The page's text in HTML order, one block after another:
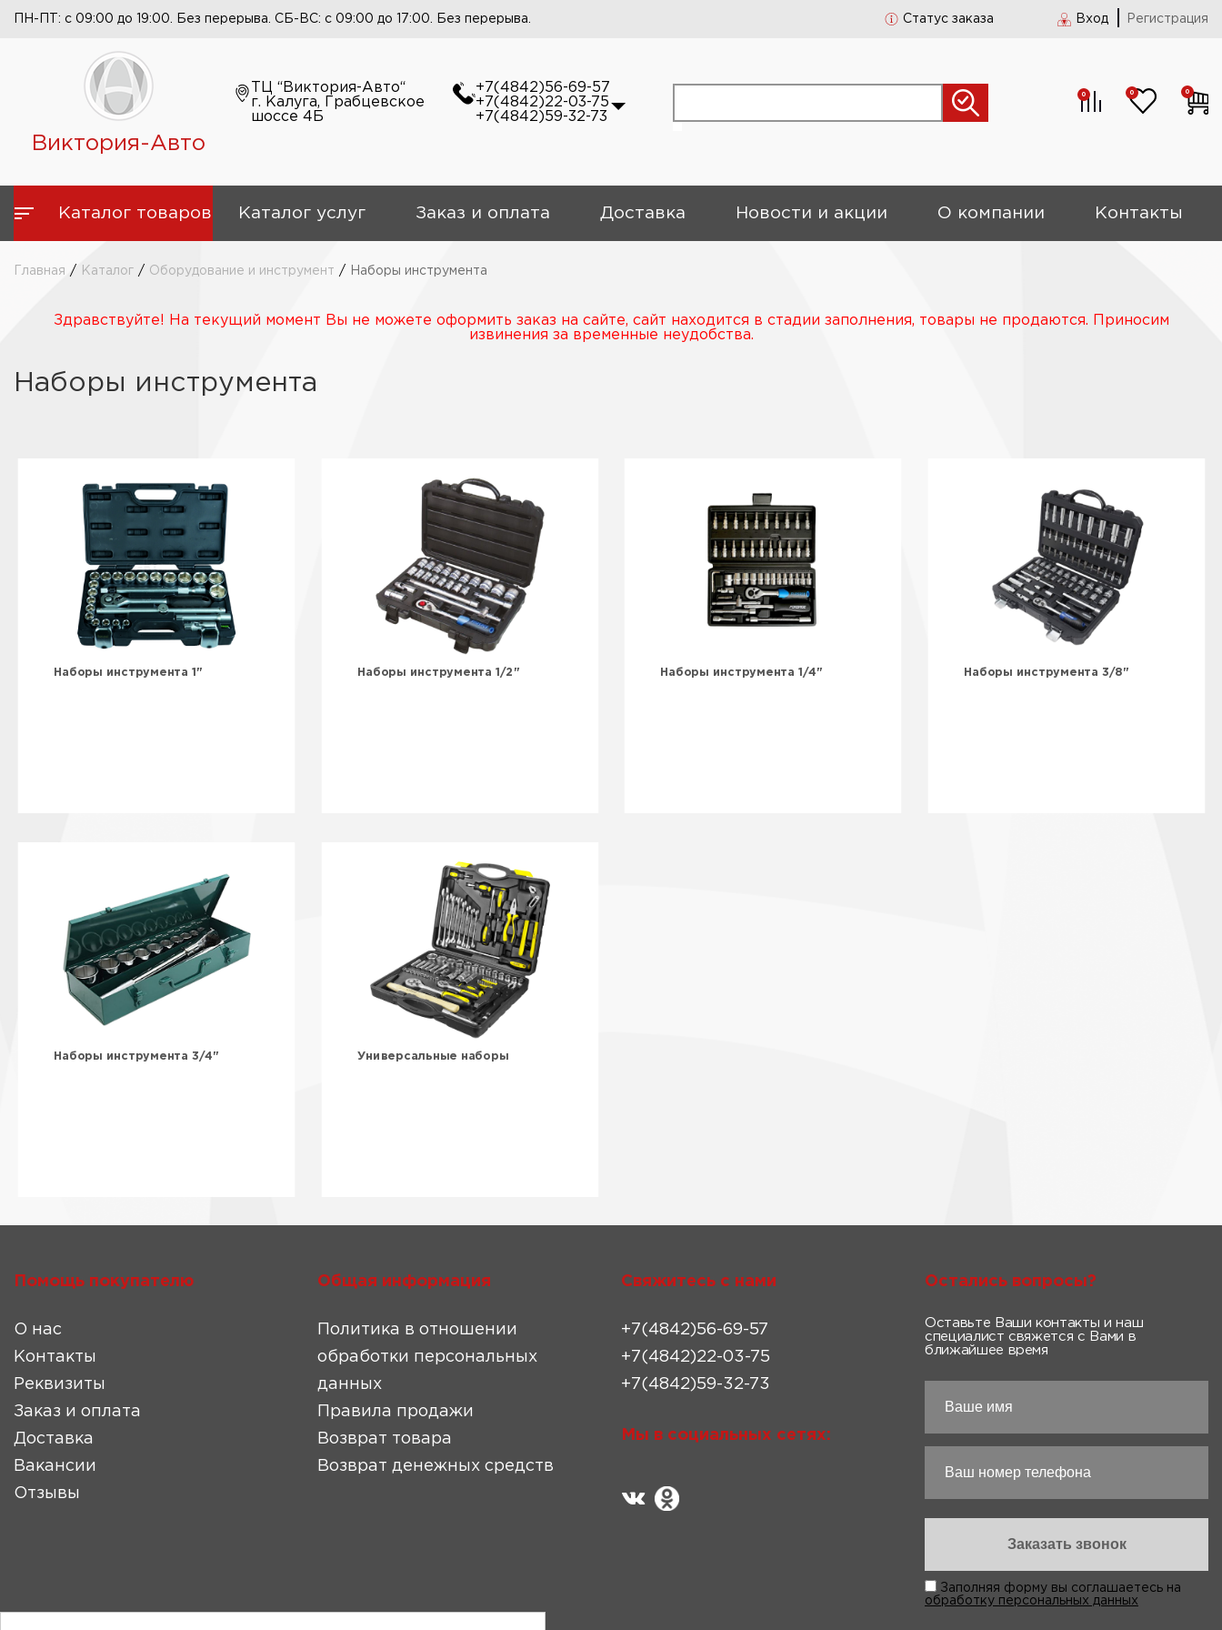
ПН-ПТ: с 09:00 до 19:00. Без перерыва. СБ-ВС: с 09:00 до 17:00. Без перерыва. Статус заказа Вход Регистрация
Виктория-Авто
ТЦ “Виктория-Авто“
г. Калуга, Грабцевское
шоссе 4Б
+7(4842)56-69-57
+7(4842)22-03-75
+7(4842)59-32-73
0 0 0
Каталог товаров Каталог услуг Заказ и оплата Доставка Новости и акции О компании Контакты
Главная / Каталог / Оборудование и инструмент / Наборы инструмента
Здравствуйте! На текущий момент Вы не можете оформить заказ на сайте, сайт находится в стадии заполнения, товары не продаются. Приносим
извинения за временные неудобства.
Наборы инструмента
Наборы инструмента 1" Наборы инструмента 1/2" Наборы инструмента 1/4" Наборы инструмента 3/8"
Наборы инструмента 3/4" Универсальные наборы
Помощь покупателю
О нас
Контакты
Реквизиты
Заказ и оплата
Доставка
Вакансии
Отзывы
Общая информация
Политика в отношении
обработки персональных
данных
Правила продажи
Возврат товара
Возврат денежных средств
Свяжитесь с нами
+7(4842)56-69-57
+7(4842)22-03-75
+7(4842)59-32-73
Мы в социальных сетях:
Остались вопросы?
Оставьте Ваши контакты и наш
специалист свяжется с Вами в
ближайшее время
Заполняя форму вы соглашаетесь на
обработку персональных данных